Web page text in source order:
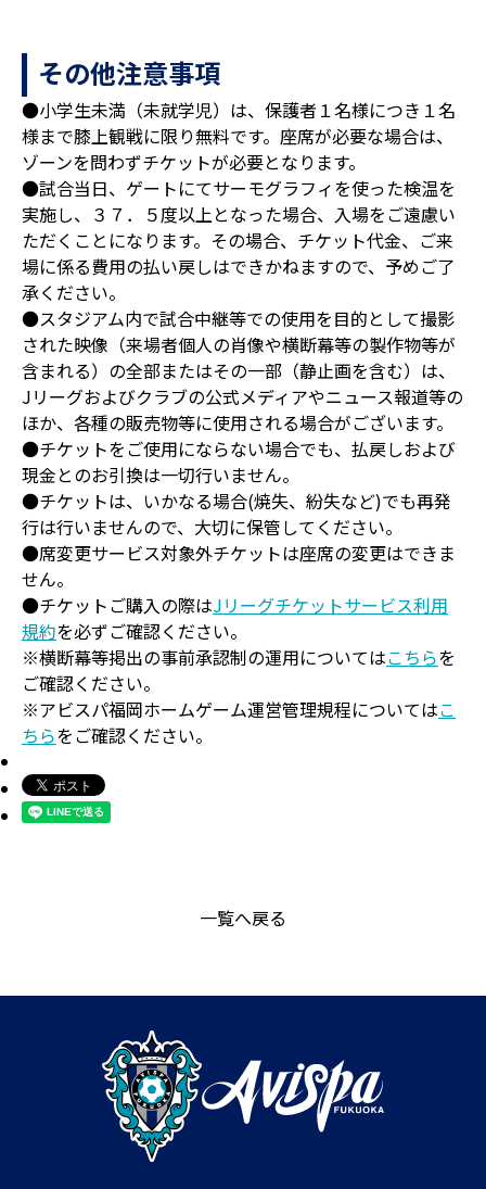
その他注意事項
●小学生未満（未就学児）は、保護者１名様につき１名
様まで膝上観戦に限り無料です。座席が必要な場合は、
ゾーンを問わずチケットが必要となります。
●試合当日、ゲートにてサーモグラフィを使った検温を
実施し、３７．５度以上となった場合、入場をご遠慮い
ただくことになります。その場合、チケット代金、ご来
場に係る費用の払い戻しはできかねますので、予めご了
承ください。
●スタジアム内で試合中継等での使用を目的として撮影
された映像（来場者個人の肖像や横断幕等の製作物等が
含まれる）の全部またはその一部（静止画を含む）は、
Jリーグおよびクラブの公式メディアやニュース報道等の
ほか、各種の販売物等に使用される場合がございます。
●チケットをご使用にならない場合でも、払戻しおよび
現金とのお引換は一切行いません。
●チケットは、いかなる場合(焼失、紛失など)でも再発
行は行いませんので、大切に保管してください。
●席変更サービス対象外チケットは座席の変更はできま
せん。
●チケットご購入の際はJリーグチケットサービス利用
規約を必ずご確認ください。
※横断幕等掲出の事前承認制の運用についてはこちらを
ご確認ください。
※アビスパ福岡ホームゲーム運営管理規程についてはこ
ちらをご確認ください。
一覧へ戻る